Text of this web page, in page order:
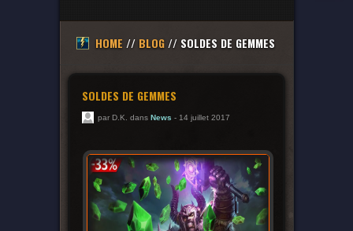
HOME // BLOG// SOLDES DE GEMMES
SOLDES DE GEMMES
par D.K. dans News - 14 juillet 2017